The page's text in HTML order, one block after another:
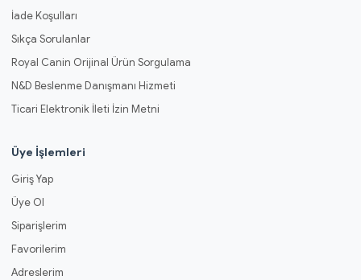
İade Koşulları
Sıkça Sorulanlar
Royal Canin Orijinal Ürün Sorgulama
N&D Beslenme Danışmanı Hizmeti
Ticari Elektronik İleti İzin Metni
Üye İşlemleri
Giriş Yap
Üye Ol
Siparişlerim
Favorilerim
Adreslerim